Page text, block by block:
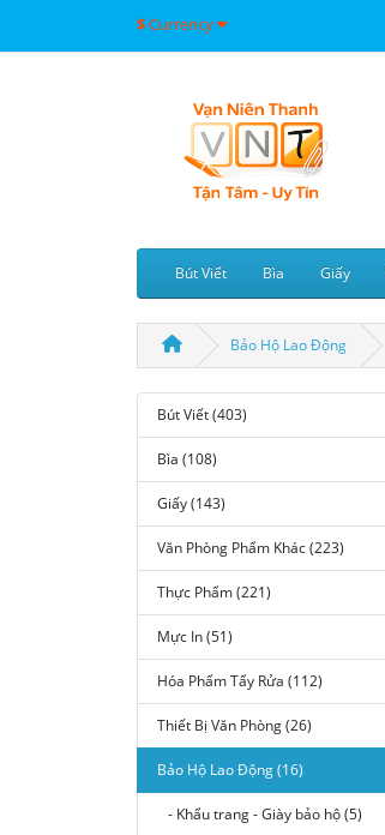
$Currency
Bút Viết Bìa Giấy
Bảo Hộ Lao Động
Bút Viết (403)
Bìa (108)
Giấy (143)
Văn Phòng Phẩm Khác (223)
Thực Phẩm (221)
Mực In (51)
Hóa Phẩm Tẩy Rửa (112)
Thiết Bị Văn Phòng (26)
Bảo Hộ Lao Động (16)
- Khẩu trang - Giày bảo hộ (5)